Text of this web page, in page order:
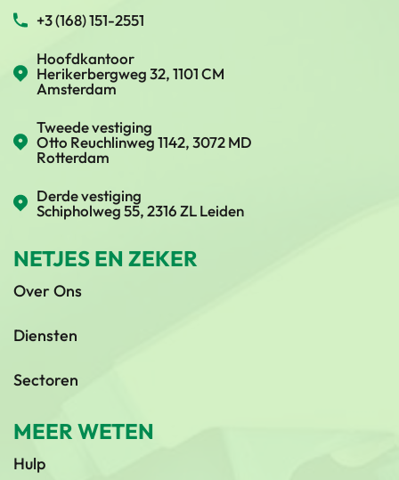
Sectors
+3 (168) 151-2551
Hoofdkantoor
Herikerbergweg 32, 1101 CM
Amsterdam
Tweede vestiging
Otto Reuchlinweg 1142, 3072 MD
Rotterdam
Derde vestiging
Schipholweg 55, 2316 ZL Leiden
NETJES EN ZEKER
Over Ons
Diensten
Sectoren
MEER WETEN
Hulp